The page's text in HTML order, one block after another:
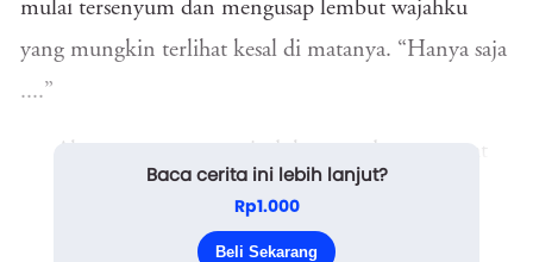
mulai tersenyum dan mengusap lembut wajahku
yang mungkin terlihat kesal di matanya. “Hanya saja
....”
Aku yang sangat merindukannya dengan cepat
menangkap wajah Adrian dan mengecup bibirnya.
“Apa?” tanyaku kembali, begitu melihat ekspresi
Baca cerita ini lebih lanjut?
Rp1.000
Beli Sekarang